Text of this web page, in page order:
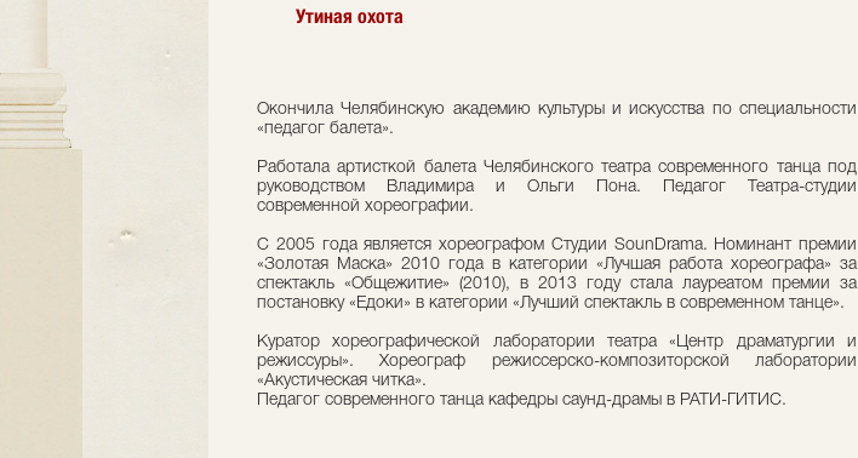
Утиная охота
Окончила Челябинскую академию культуры и искусства по специальности
«педагог балета».
Работала артисткой балета Челябинского театра современного танца под
руководством Владимира и Ольги Пона. Педагог Театра-студии
современной хореографии.
С 2005 года является хореографом Студии SounDrama. Номинант премии
«Золотая Маска» 2010 года в категории «Лучшая работа хореографа» за
спектакль «Общежитие» (2010), в 2013 году стала лауреатом премии за
постановку «Едоки» в категории «Лучший спектакль в современном танце».
Куратор хореографической лаборатории театра «Центр драматургии и
режиссуры». Хореограф режиссерско-композиторской лаборатории
«Акустическая читка».
Педагог современного танца кафедры саунд-драмы в РАТИ-ГИТИС.